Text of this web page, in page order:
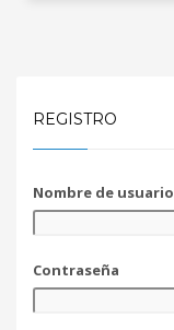
REGISTRO
Nombre de usuario
Contraseña